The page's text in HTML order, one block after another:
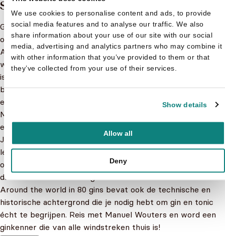
We use cookies to personalise content and ads, to provide
social media features and to analyse our traffic. We also
share information about your use of our site with our social
media, advertising and analytics partners who may combine it
with other information that you’ve provided to them or that
they’ve collected from your use of their services.
Show details
Allow all
Deny
Samenvatting
Gin is meer dan ooit in. Het aanbod is rijker, maar ook
onoverzichtelijker dan ooit.
Around the world in 80 gins is het eerste boek dat de
wereld van de gin duidelijk in kaart brengt. Manuel Wouters
is je gids. Hij heeft de zeven wereldzeeën bevaren als
barman op het cruiseschip Queen Elizabeth II en koestert
een grenzeloze passie voor gin. De wereld kent volgens
Manuel zeven ginregio's, die allemaal vertrekken vanuit hun
eigen tradities en vaak exotische botanicals introduceren.
Je ontdekt naast 80 gins ook verschillende tonicsoorten en
leert hoe je ze het mooist combineert. Verras met een
originele botanical en schenk je gin en tonic zo deskundig
dat alle smaken tot uiting komen.
Around the world in 80 gins bevat ook de technische en
historische achtergrond die je nodig hebt om gin en tonic
écht te begrijpen. Reis met Manuel Wouters en word een
ginkenner die van alle windstreken thuis is!